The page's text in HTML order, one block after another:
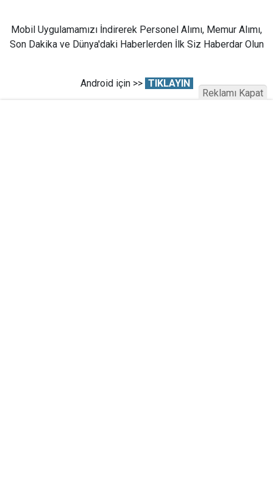
Mobil Uygulamamızı İndirerek Personel Alımı, Memur Alımı,
Son Dakika ve Dünya'daki Haberlerden İlk Siz Haberdar Olun
Android için >> TIKLAYIN
Reklamı Kapat